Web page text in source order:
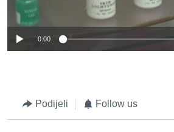
0:00
Podijeli Follow us